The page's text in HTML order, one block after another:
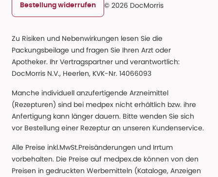
Bestellung widerrufen © 2026 DocMorris
Zu Risiken und Nebenwirkungen lesen Sie die
Packungsbeilage und fragen Sie Ihren Arzt oder
Apotheker. Ihr Vertragspartner und verantwortlich:
DocMorris N.V., Heerlen, KVK-Nr. 14066093
Manche individuell anzufertigende Arzneimittel
(Rezepturen) sind bei medpex nicht erhältlich bzw. ihre
Anfertigung kann länger dauern. Bitte wenden Sie sich
vor Bestellung einer Rezeptur an unseren Kundenservice.
Alle Preise inkl.MwSt.Preisänderungen und Irrtum
vorbehalten. Die Preise auf medpex.de können von den
Preisen in gedruckten Werbemitteln (Kataloge, Anzeigen